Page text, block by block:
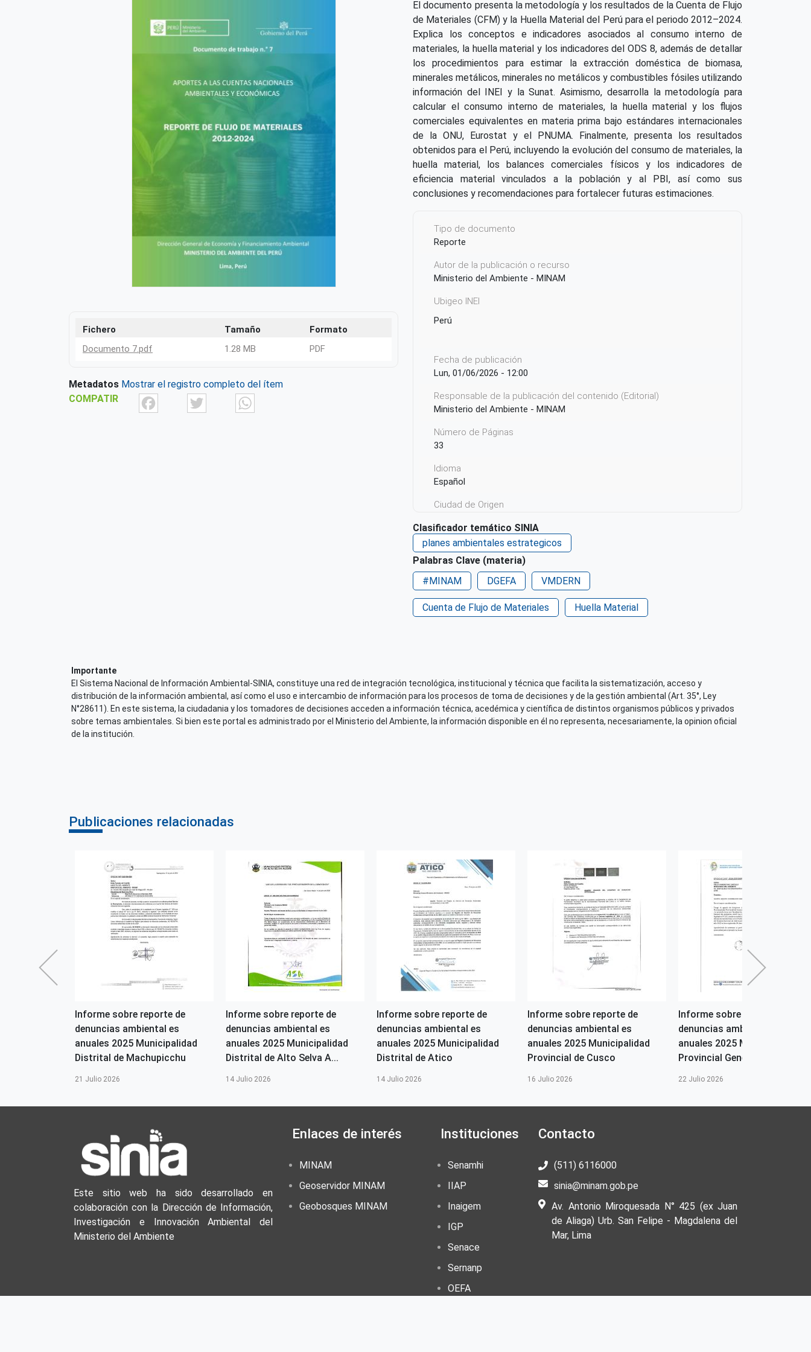
Fichero Tamaño
Formato
Documento 7.pdf
1.28 MB PDF
Metadatos Mostrar el registro completo del ítem
COMPATIR
FacebookTwitter
El documento presenta la metodología y los resultados de la Cuenta de Flujo
de Materiales (CFM) y la Huella Material del Perú para el periodo 2012–2024.
Explica los conceptos e indicadores asociados al consumo interno de
materiales, la huella material y los indicadores del ODS 8, además de detallar
los procedimientos para estimar la extracción doméstica de biomasa,
minerales metálicos, minerales no metálicos y combustibles fósiles utilizando
información del INEI y la Sunat. Asimismo, desarrolla la metodología para
calcular el consumo interno de materiales, la huella material y los flujos
comerciales equivalentes en materia prima bajo estándares internacionales
de la ONU, Eurostat y el PNUMA. Finalmente, presenta los resultados
obtenidos para el Perú, incluyendo la evolución del consumo de materiales, la
huella material, los balances comerciales físicos y los indicadores de
eficiencia material vinculados a la población y al PBI, así como sus
conclusiones y recomendaciones para fortalecer futuras estimaciones.
Tipo de documento
Reporte
Autor de la publicación o recurso
Ministerio del Ambiente - MINAM
Ubigeo INEI
Perú
Fecha de publicación
Lun, 01/06/2026 - 12:00
Responsable de la publicación del contenido (Editorial)
Ministerio del Ambiente - MINAM
Número de Páginas
33
Idioma
Español
Ciudad de Origen
País de origen de la Publicación o Recurso
Perú
Derechos de acceso
Acceso irrestricto a todo su contenido
Repositorio de origen
Clasificador temático SINIA
planes ambientales estrategicos
Palabras Clave (materia)
#MINAM
DGEFA VMDERN
Cuenta de Flujo de Materiales Huella Material
Importante
El Sistema Nacional de Información Ambiental-SINIA, constituye una red de integración tecnológica, institucional y técnica que facilita la sistematización, acceso y
distribución de la información ambiental, así como el uso e intercambio de información para los procesos de toma de decisiones y de la gestión ambiental (Art. 35°, Ley
N°28611). En este sistema, la ciudadania y los tomadores de decisiones acceden a información técnica, acedémica y científica de distintos organismos públicos y privados
sobre temas ambientales. Si bien este portal es administrado por el Ministerio del Ambiente, la información disponible en él no representa, necesariamente, la opinion oficial
de la institución.
Publicaciones relacionadas
Informe sobre reporte de
denuncias ambiental es
anuales 2025 Municipalidad
Distrital de Machupicchu
21 Julio 2026
Informe sobre reporte de
denuncias ambiental es
anuales 2025 Municipalidad
Distrital de Alto Selva A...
14 Julio 2026
Informe sobre reporte de
denuncias ambiental es
anuales 2025 Municipalidad
Distrital de Atico
14 Julio 2026
Informe sobre reporte de
denuncias ambiental es
anuales 2025 Municipalidad
Provincial de Cusco
16 Julio 2026
Informe sobre reporte de
denuncias ambiental es
anuales 2025 Municipalidad
Provincial General Sanhez...
22 Julio 2026
Este sitio web ha sido desarrollado en
colaboración con la Dirección de Información,
Investigación e Innovación Ambiental del
Ministerio del Ambiente
Enlaces de interés
MINAM
Geoservidor MINAM
Geobosques MINAM
Instituciones
Senamhi
IIAP
Inaigem
IGP
Senace
Sernanp
OEFA
Contacto
(511) 6116000
sinia@minam.gob.pe
Av. Antonio Miroquesada N° 425 (ex Juan
de Aliaga) Urb. San Felipe - Magdalena del
Mar, Lima